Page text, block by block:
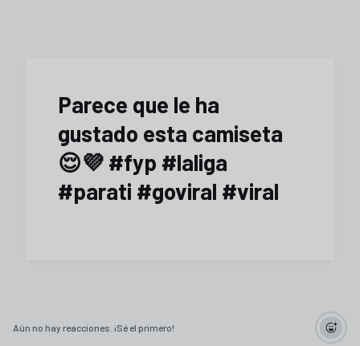
Parece que le ha
gustado esta camiseta
😌💜 #fyp #laliga
#parati #goviral #viral
Aún no hay reacciones. ¡Sé el primero!